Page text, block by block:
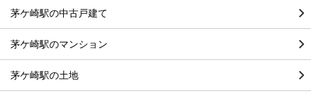
茅ケ崎駅の中古戸建て
茅ケ崎駅のマンション
茅ケ崎駅の土地